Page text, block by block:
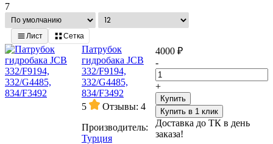
7
Лист
Сетка
Патрубок
гидробака JCB
332/F9194,
332/G4485,
834/F3492
5
Отзывы: 4
Производитель:
Турция
4000 ₽
-
+
Купить
Купить в 1 клик
Доставка до ТК в день
заказа!